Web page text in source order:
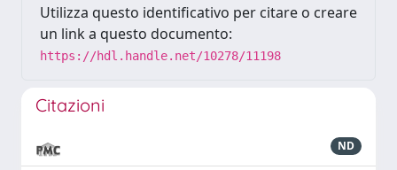
Utilizza questo identificativo per citare o creare
un link a questo documento:
https://hdl.handle.net/10278/11198
Citazioni
ND